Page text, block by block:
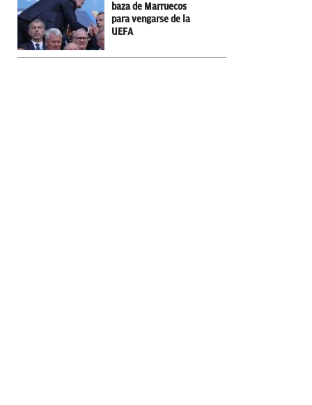
baza de Marruecos
para vengarse de la
UEFA